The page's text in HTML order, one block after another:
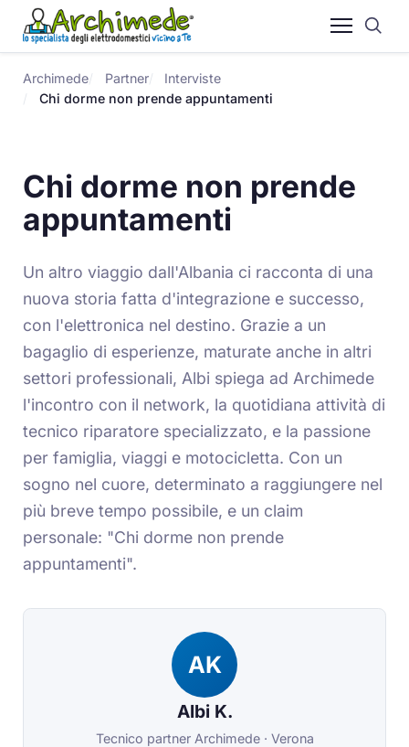
Archimede Partner
Interviste
Chi dorme non prende appuntamenti
Chi dorme non prende
appuntamenti
Un altro viaggio dall'Albania ci racconta di una
nuova storia fatta d'integrazione e successo,
con l'elettronica nel destino. Grazie a un
bagaglio di esperienze, maturate anche in altri
settori professionali, Albi spiega ad Archimede
l'incontro con il network, la quotidiana attività di
tecnico riparatore specializzato, e la passione
per famiglia, viaggi e motocicletta. Con un
sogno nel cuore, determinato a raggiungere nel
più breve tempo possibile, e un claim
personale: "Chi dorme non prende
appuntamenti".
AK
Albi K.
Tecnico partner Archimede · Verona